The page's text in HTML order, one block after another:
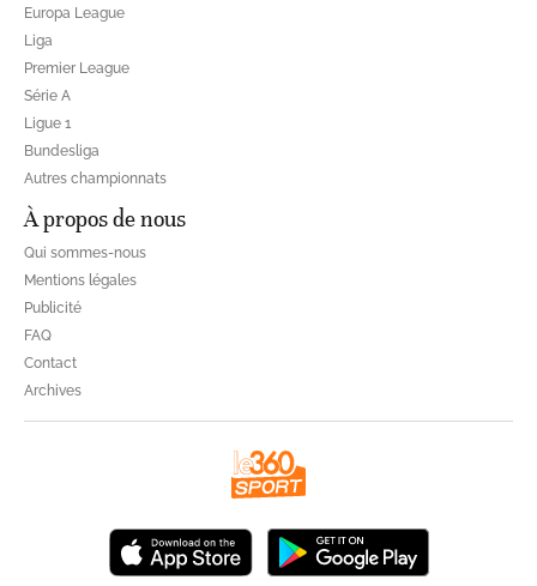
Europa League
Liga
Premier League
Série A
Ligue 1
Bundesliga
Autres championnats
À propos de nous
Qui sommes-nous
Mentions légales
Publicité
FAQ
Contact
Archives